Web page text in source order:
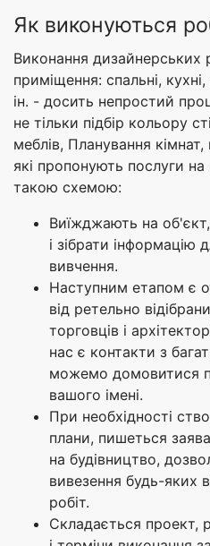
Як виконуються
Виконання дизайнерських
приміщення: спальні,
ін. - досить непростий
не тільки підбір кольору
меблів, Планування
які пропонують послуги
такою схемою:
Виїжджають на
і зібрати інформацію
вивчення.
Наступним етапом є
від ретельно
торговців і
нас є контакти з
можемо домовитися
вашого імені.
При необхідності
плани, пишеться
на будівництво,
вивезення будь-яких
робіт.
Складається проект,